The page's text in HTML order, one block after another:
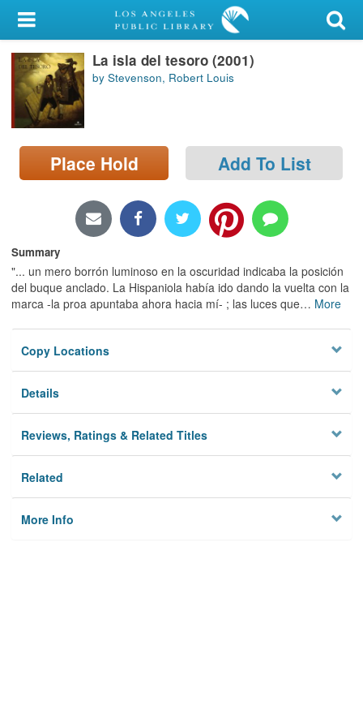
My Account
Library Card
Sign In
Search
Locations/Hours (external
La isla del tesoro (2001)
by Stevenson, Robert Louis
Place Hold Add To List
Summary
"... un mero borrón luminoso en la oscuridad indicaba la posición
del buque anclado. La Hispaniola había ido dando la vuelta con la
marca -la proa apuntaba ahora hacia mí- ; las luces que… More
Copy Locations
Details
Reviews, Ratings & Related Titles
Related
More Info